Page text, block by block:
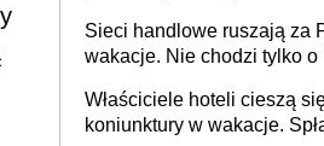
Sieci handlowe ruszają za
wakacje. Nie chodzi tylko o
tam, gdzie wielu spędzi
Właściciele hoteli cieszą
koniunktury w wakacje.